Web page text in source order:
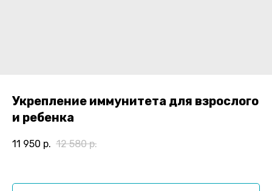
Укрепление иммунитета для взрослого
и ребенка
11 950 р. 12 580 р.